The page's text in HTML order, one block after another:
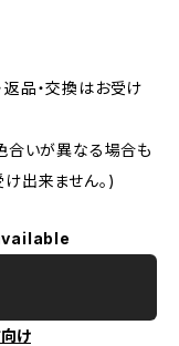
返品・交換はお受け
合いが異なる場合も
出来ません。)
け